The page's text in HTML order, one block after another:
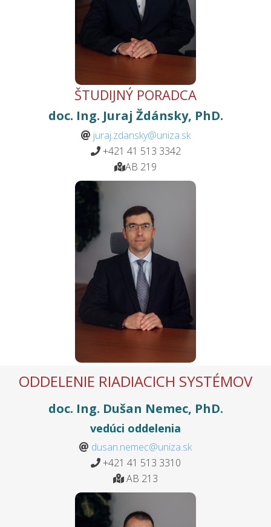
ŠTUDIJNÝ PORADCA
doc. Ing. Juraj Ždánsky, PhD.
juraj.zdansky@uniza.sk
+421 41 513 3342
AB 219
ODDELENIE RIADIACICH SYSTÉMOV
doc. Ing. Dušan Nemec, PhD.
vedúci oddelenia
dusan.nemec@uniza.sk
+421 41 513 3310
AB 213